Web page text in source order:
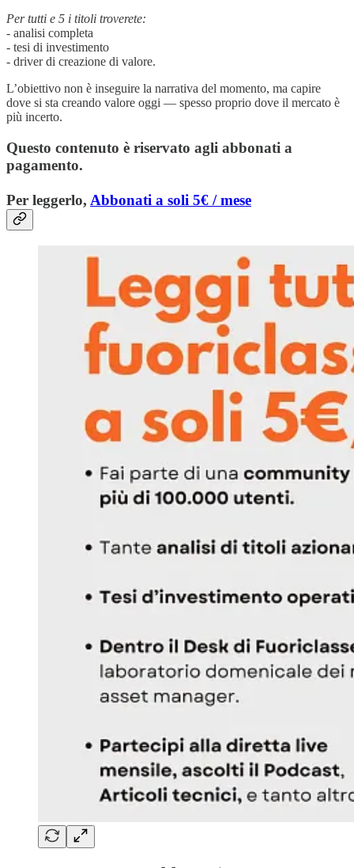
Per tutti e 5 i titoli troverete:
- analisi completa
- tesi di investimento
- driver di creazione di valore.
L’obiettivo non è inseguire la narrativa del momento, ma capire
dove si sta creando valore oggi — spesso proprio dove il mercato è
più incerto.
Questo contenuto è riservato agli abbonati a
pagamento.
Per leggerlo, Abbonati a soli 5€ / mese